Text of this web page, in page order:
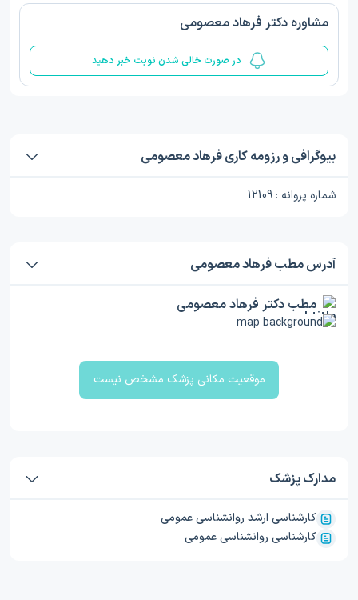
مشاوره دکتر فرهاد معصومی
در صورت خالی شدن نوبت خبر دهید
بیوگرافی و رزومه کاری فرهاد معصومی
شماره پروانه : 12109
آدرس مطب فرهاد معصومی
مطب دکتر فرهاد معصومی
موقعیت مکانی پزشک مشخص نیست
مدارک پزشک
کارشناسی ارشد روانشناسی عمومی
کارشناسی روانشناسی عمومی